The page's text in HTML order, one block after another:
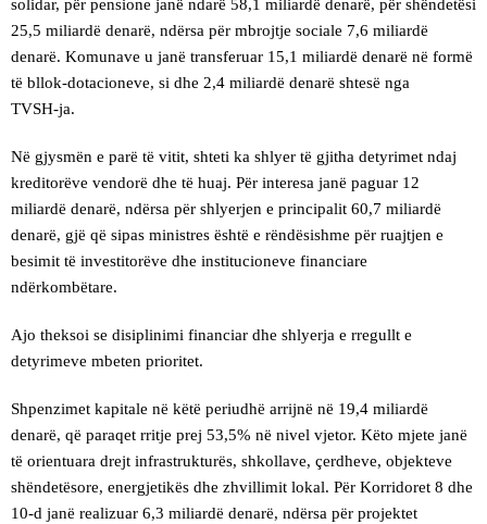
solidar, për pensione janë ndarë 58,1 miliardë denarë, për shëndetësi
25,5 miliardë denarë, ndërsa për mbrojtje sociale 7,6 miliardë
denarë. Komunave u janë transferuar 15,1 miliardë denarë në formë
të bllok‑dotacioneve, si dhe 2,4 miliardë denarë shtesë nga
TVSH‑ja.
Në gjysmën e parë të vitit, shteti ka shlyer të gjitha detyrimet ndaj
kreditorëve vendorë dhe të huaj. Për interesa janë paguar 12
miliardë denarë, ndërsa për shlyerjen e principalit 60,7 miliardë
denarë, gjë që sipas ministres është e rëndësishme për ruajtjen e
besimit të investitorëve dhe institucioneve financiare
ndërkombëtare.
Ajo theksoi se disiplinimi financiar dhe shlyerja e rregullt e
detyrimeve mbeten prioritet.
Shpenzimet kapitale në këtë periudhë arrijnë në 19,4 miliardë
denarë, që paraqet rritje prej 53,5% në nivel vjetor. Këto mjete janë
të orientuara drejt infrastrukturës, shkollave, çerdheve, objekteve
shëndetësore, energjetikës dhe zhvillimit lokal. Për Korridoret 8 dhe
10‑d janë realizuar 6,3 miliardë denarë, ndërsa për projektet